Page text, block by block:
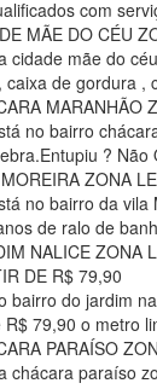
com
MÃE DO CÉU
cidade mãe do
de gordura
no bairro
?
ZONA
no bairro da
de ralo de
NALICE ZONA
DE R$ 79,90
bairro do jardim
79,90 o metro
PARAÍSO
chácara paraíso